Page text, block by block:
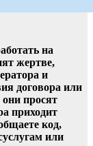
на
жертве,
и
договора или
просят
приходит
код,
или